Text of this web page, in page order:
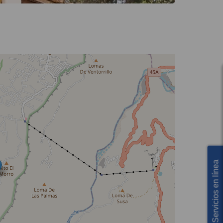
Servicios en línea